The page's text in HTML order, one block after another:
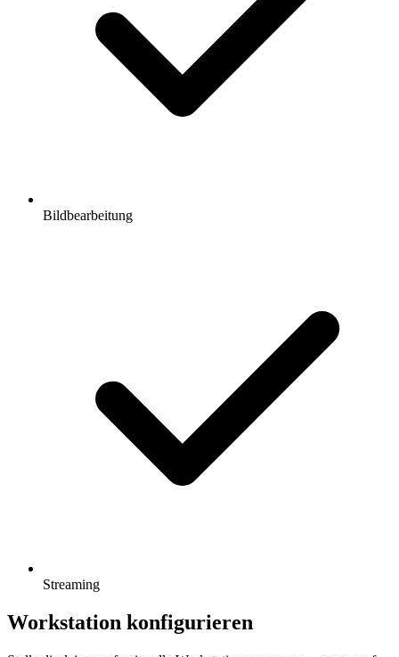
Bildbearbeitung
Streaming
Workstation konfigurieren